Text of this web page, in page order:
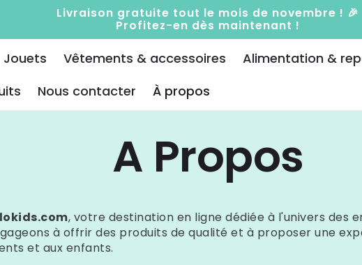
Livraison gratuite tout le mois de novembre ! 🎉
Profitez-en dès maintenant !
Jouets Vêtements & accessoires Alimentation &
Nous contacter À propos
A Propos
, votre destination en ligne dédiée à l'univers des
à offrir des produits de qualité et à proposer une
et aux enfants.